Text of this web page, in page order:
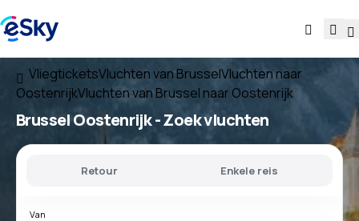
VliegticketsVluchten van BrusselVluchten naar
OostenrijkVluchten van Brussel naar Oostenrijk
Brussel Oostenrijk- Zoek vluchten
Retour Enkele reis
Van